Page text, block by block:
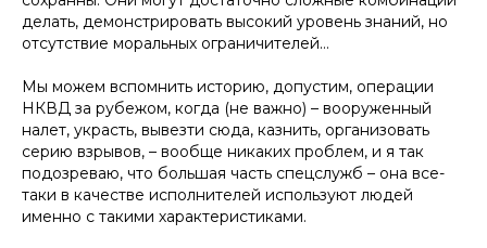
делать, демонстрировать высокий уровень знаний, но
отсутствие моральных ограничителей…
Мы можем вспомнить историю, допустим, операции
НКВД за рубежом, когда (не важно) – вооруженный
налет, украсть, вывезти сюда, казнить, организовать
серию взрывов, – вообще никаких проблем, и я так
подозреваю, что большая часть спецслужб – она все-
таки в качестве исполнителей используют людей
именно с такими характеристиками.